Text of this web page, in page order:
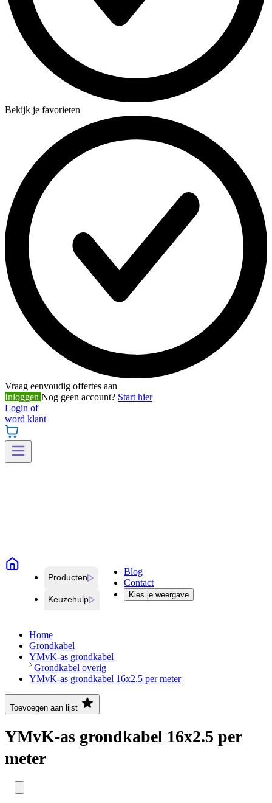
Bekijk je favorieten
Vraag eenvoudig offertes aan
Inloggen Nog geen account? Start hier
Login of
word klant
Producten
Keuzehulp
Blog
Contact
Kies je weergave
Home
Grondkabel
YMvK-as grondkabel
Grondkabel overig
YMvK-as grondkabel 16x2.5 per meter
Toevoegen aan lijst
YMvK-as grondkabel 16x2.5 per
meter